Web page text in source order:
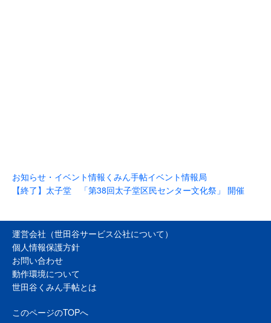
お知らせ・イベント情報 くみん手帖イベント情報局
【終了】太子堂 「第38回太子堂区民センター文化祭」 開催
運営会社（世田谷サービス公社について）
個人情報保護方針
お問い合わせ
動作環境について
世田谷くみん手帖とは
このページのTOPへ